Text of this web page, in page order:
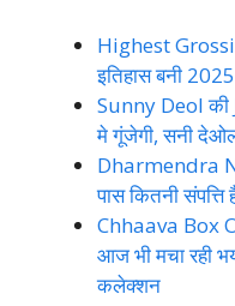
Highest
इतिहास बनी
Sunny Deol की
मे गूंजेगी, सनी
Dharmendra
पास कितनी संपत्ति
Chhaava Box
आज भी मचा रही
कलेक्शन